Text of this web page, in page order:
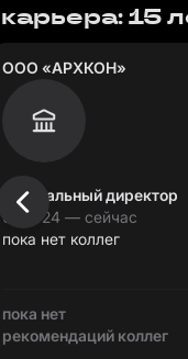
карьера: 15
ООО «АРХКОН»
Генеральный директор
07.2024 — сейчас
пока нет коллег
пока нет
рекомендаций коллег